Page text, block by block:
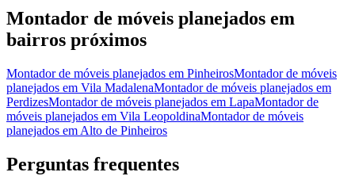
Montador de móveis planejados em
bairros próximos
Montador de móveis planejados em PinheirosMontador de móveis
planejados em Vila MadalenaMontador de móveis planejados em
PerdizesMontador de móveis planejados em LapaMontador de
móveis planejados em Vila LeopoldinaMontador de móveis
planejados em Alto de Pinheiros
Perguntas frequentes